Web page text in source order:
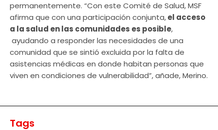
permanentemente. “Con este Comité de Salud, MSF
afirma que con una participación conjunta,el acceso
a la salud en las comunidades es posible,
ayudando a responder las necesidades de una
comunidad que se sintió excluida por la falta de
asistencias médicas en donde habitan personas que
viven en condiciones de vulnerabilidad”, añade, Merino.
Tags